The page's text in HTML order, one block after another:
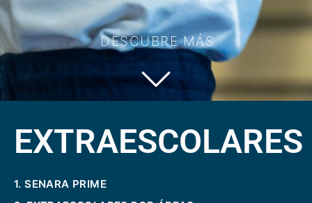
DESCUBRE MÁS
EXTRAESCOLARES
1. SENARA PRIME